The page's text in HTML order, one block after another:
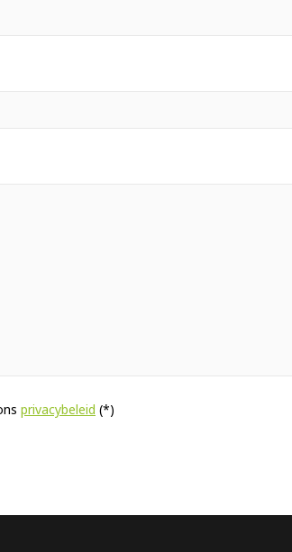
privacybeleid (*)